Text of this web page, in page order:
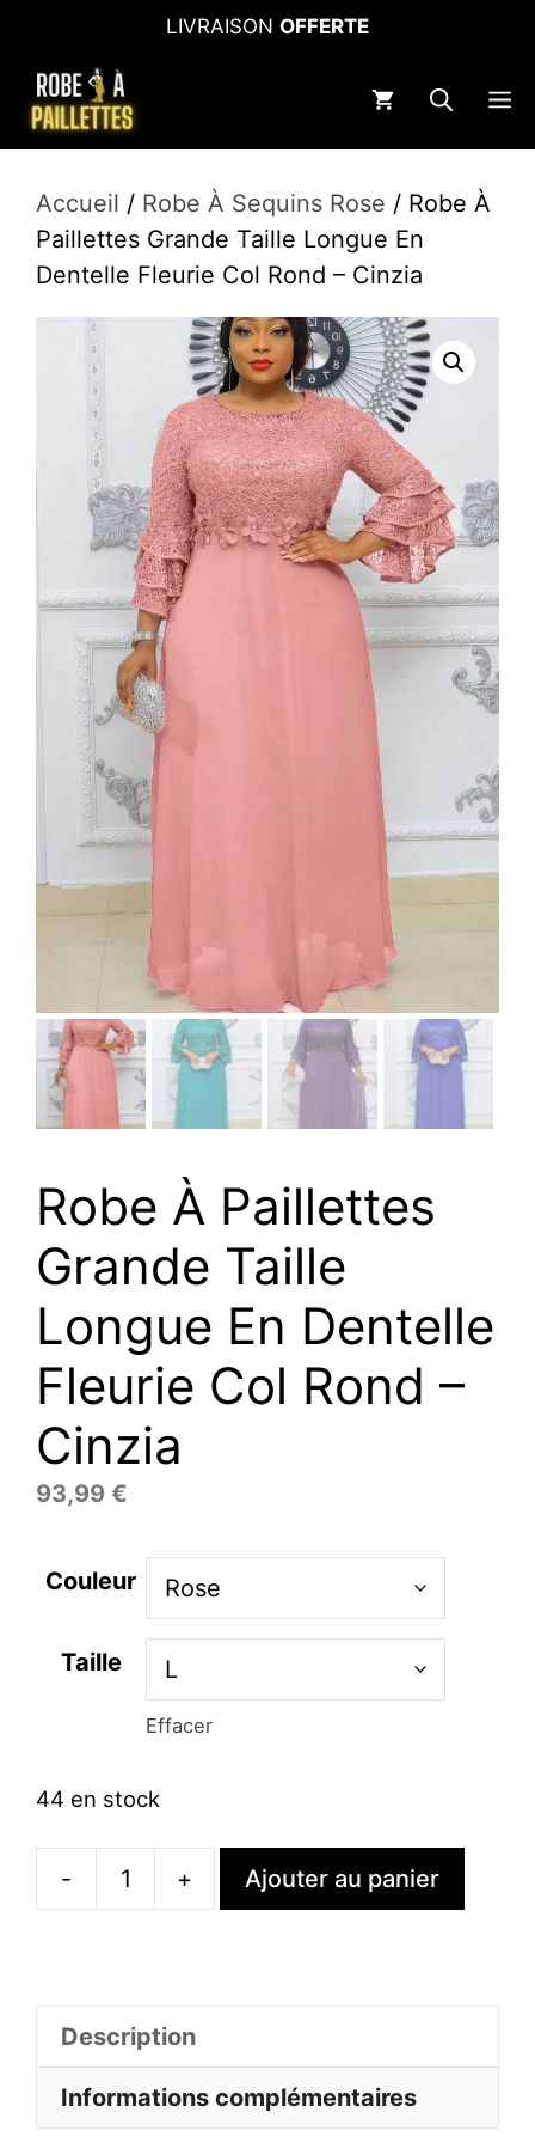
contenu
LIVRAISON OFFERTE
Accueil / Robe À Sequins Rose / Robe À
Paillettes Grande Taille Longue En
Dentelle Fleurie Col Rond – Cinzia
Robe À Paillettes
Grande Taille
Longue En Dentelle
Fleurie Col Rond –
Cinzia
93,99 €
Couleur
Taille
Effacer
44 en stock
-
quantité
Grande
Taille
+ Ajouter au panier
Description
Informations complémentaires